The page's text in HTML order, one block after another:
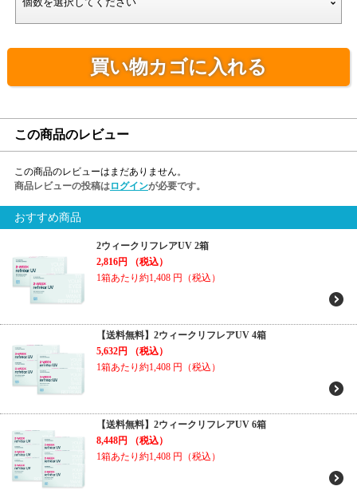
買い物カゴに入れる
この商品のレビュー
この商品のレビューはまだありません。
商品レビューの投稿はログインが必要です。
おすすめ商品
2ウィークリフレアUV 2箱
2,816円
（税込）
1箱あたり約1,408 円（税込）
【送料無料】2ウィークリフレアUV 4箱
5,632円
（税込）
1箱あたり約1,408 円（税込）
【送料無料】2ウィークリフレアUV 6箱
8,448円
（税込）
1箱あたり約1,408 円（税込）